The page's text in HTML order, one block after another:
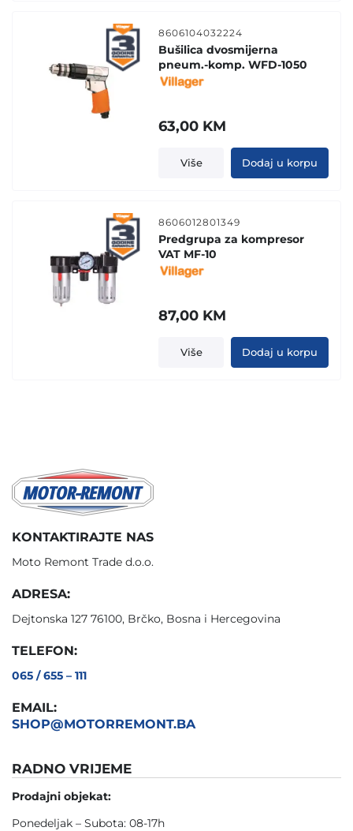
8606104032224
Bušilica dvosmijerna
pneum.-komp. WFD-1050
63,00 KM
Više Dodaj u korpu
8606012801349
Predgrupa za kompresor
VAT MF-10
87,00 KM
Više Dodaj u korpu
KONTAKTIRAJTE NAS
Moto Remont Trade d.o.o.
ADRESA:
Dejtonska 127 76100, Brčko, Bosna i Hercegovina
TELEFON:
065 / 655 – 111
EMAIL:
SHOP@MOTORREMONT.BA
RADNO VRIJEME
Prodajni objekat:
Ponedeljak – Subota: 08-17h